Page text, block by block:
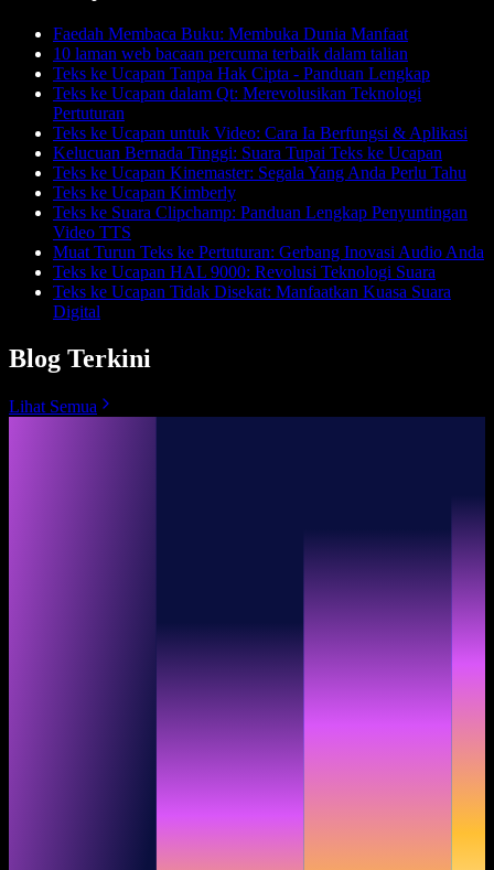
Faedah Membaca Buku: Membuka Dunia Manfaat
10 laman web bacaan percuma terbaik dalam talian
Teks ke Ucapan Tanpa Hak Cipta - Panduan Lengkap
Teks ke Ucapan dalam Qt: Merevolusikan Teknologi
Pertuturan
Teks ke Ucapan untuk Video: Cara Ia Berfungsi & Aplikasi
Kelucuan Bernada Tinggi: Suara Tupai Teks ke Ucapan
Teks ke Ucapan Kinemaster: Segala Yang Anda Perlu Tahu
Teks ke Ucapan Kimberly
Teks ke Suara Clipchamp: Panduan Lengkap Penyuntingan
Video TTS
Muat Turun Teks ke Pertuturan: Gerbang Inovasi Audio Anda
Teks ke Ucapan HAL 9000: Revolusi Teknologi Suara
Teks ke Ucapan Tidak Disekat: Manfaatkan Kuasa Suara
Digital
Blog Terkini
Lihat Semua